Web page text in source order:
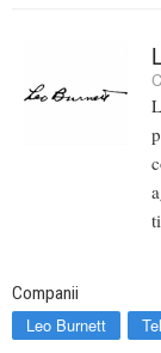
Companii
Leo Burnett